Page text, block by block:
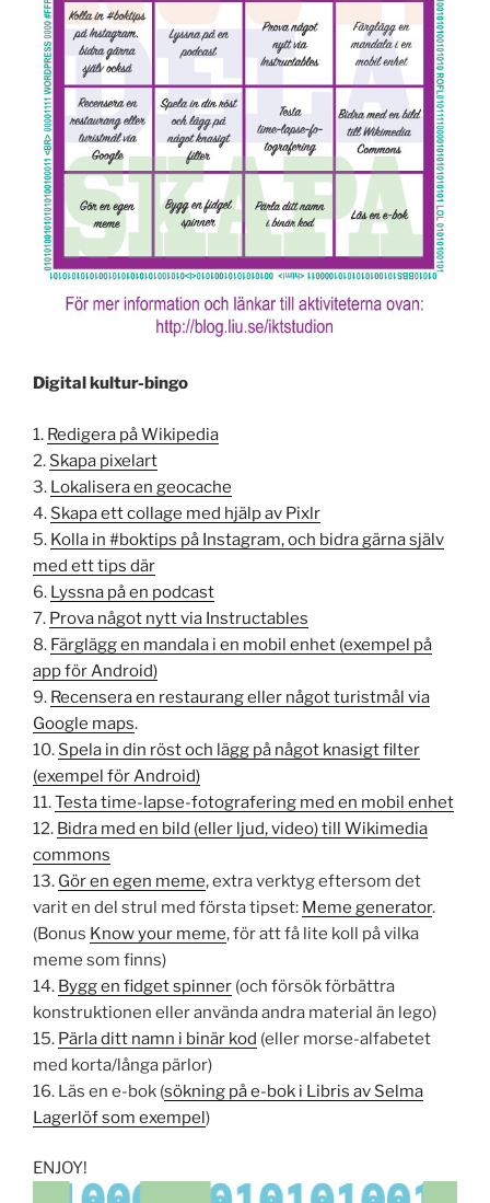
Digital kultur-bingo
1. Redigera på Wikipedia
2. Skapa pixelart
3. Lokalisera en geocache
4. Skapa ett collage med hjälp av Pixlr
5. Kolla in #boktips på Instagram, och bidra gärna själv
med ett tips där
6. Lyssna på en podcast
7. Prova något nytt via Instructables
8. Färglägg en mandala i en mobil enhet (exempel på
app för Android)
9. Recensera en restaurang eller något turistmål via
Google maps.
10. Spela in din röst och lägg på något knasigt filter
(exempel för Android)
11.Testa time-lapse-fotografering med en mobil enhet
12. Bidra med en bild (eller ljud, video) till Wikimedia
commons
13. Gör en egen meme, extra verktyg eftersom det
varit en del strul med första tipset: Meme generator.
(Bonus Know your meme, för att få lite koll på vilka
meme som finns)
14. Bygg en fidget spinner (och försök förbättra
konstruktionen eller använda andra material än lego)
15. Pärla ditt namn i binär kod (eller morse-alfabetet
med korta/långa pärlor)
16. Läs en e-bok (sökning på e-bok i Libris av Selma
Lagerlöf som exempel)
ENJOY!